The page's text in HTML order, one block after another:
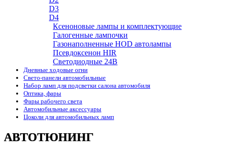
D3
D4
Ксеноновые лампы и комплектующие
Галогенные лампочки
Газонаполненные HOD автолампы
Псевдоксенон HIR
Cветодиодные 24B
Дневные ходовые огни
Свето-панели автомобильные
Набор ламп для подсветки салона автомобиля
Оптика, фары
Фары рабочего света
Автомобильные аксессуары
Цоколи для автомобильных ламп
АВТОТЮНИНГ